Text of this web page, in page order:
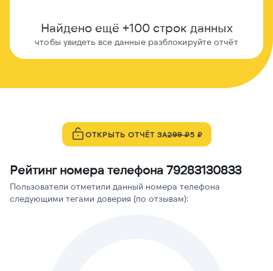
Найдено ещё +100 строк данных
чтобы увидеть все данные разблокируйте отчёт
ОТКРЫТЬ ОТЧЁТ ЗА299 ₽5 ₽
Рейтинг номера телефона 79283130833
Пользователи отметили данный номера телефона
следующими тегами доверия (по отзывам):